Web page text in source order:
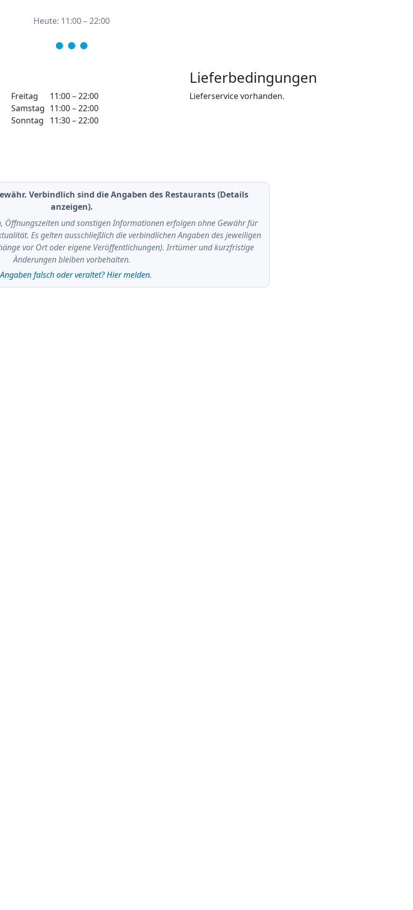
Heute: 11:00 – 22:00
Freitag
11:00 – 22:00
Samstag 11:00 – 22:00
Sonntag
11:30 – 22:00
Lieferbedingungen
Lieferservice vorhanden.
Verbindlich sind die Angaben des Restaurants (Details
anzeigen).
Öffnungszeiten und sonstigen Informationen erfolgen ohne Gewähr für
Es gelten ausschließlich die verbindlichen Angaben des jeweiligen
vor Ort oder eigene Veröffentlichungen). Irrtümer und kurzfristige
Änderungen bleiben vorbehalten.
Angaben falsch oder veraltet? Hier melden.